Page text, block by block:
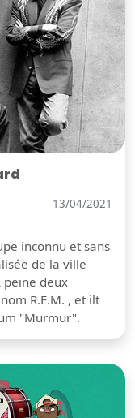
13/04/2021
inconnu et sans
de la ville
peine deux
R.E.M. , et ilt
"Murmur".